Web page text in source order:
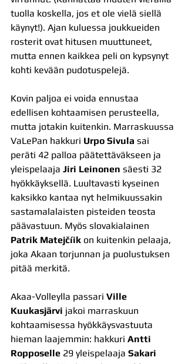
tuolla koskella, jos et ole vielä siellä
käynyt!). Ajan kuluessa joukkueiden
rosterit ovat hitusen muuttuneet,
mutta ennen kaikkea peli on kypsynyt
kohti kevään pudotuspelejä.
Kovin paljoa ei voida ennustaa
edellisen kohtaamisen perusteella,
mutta jotakin kuitenkin. Marraskuussa
VaLePan hakkuri Urpo Sivula sai
peräti 42 palloa päätettäväkseen ja
yleispelaaja Jiri Leinonen säesti 32
hyökkäyksellä. Luultavasti kyseinen
kaksikko kantaa nyt helmikuussakin
sastamalalaisten pisteiden teosta
päävastuun. Myös slovakialainen
Patrik Matejčíik on kuitenkin pelaaja,
joka Akaan torjunnan ja puolustuksen
pitää merkitä.
Akaa-Volleylla passari Ville
Kuukasjärvi jakoi marraskuun
kohtaamisessa hyökkäysvastuuta
hieman laajemmin: hakkuri Antti
Ropposelle 29 yleispelaaja Sakari